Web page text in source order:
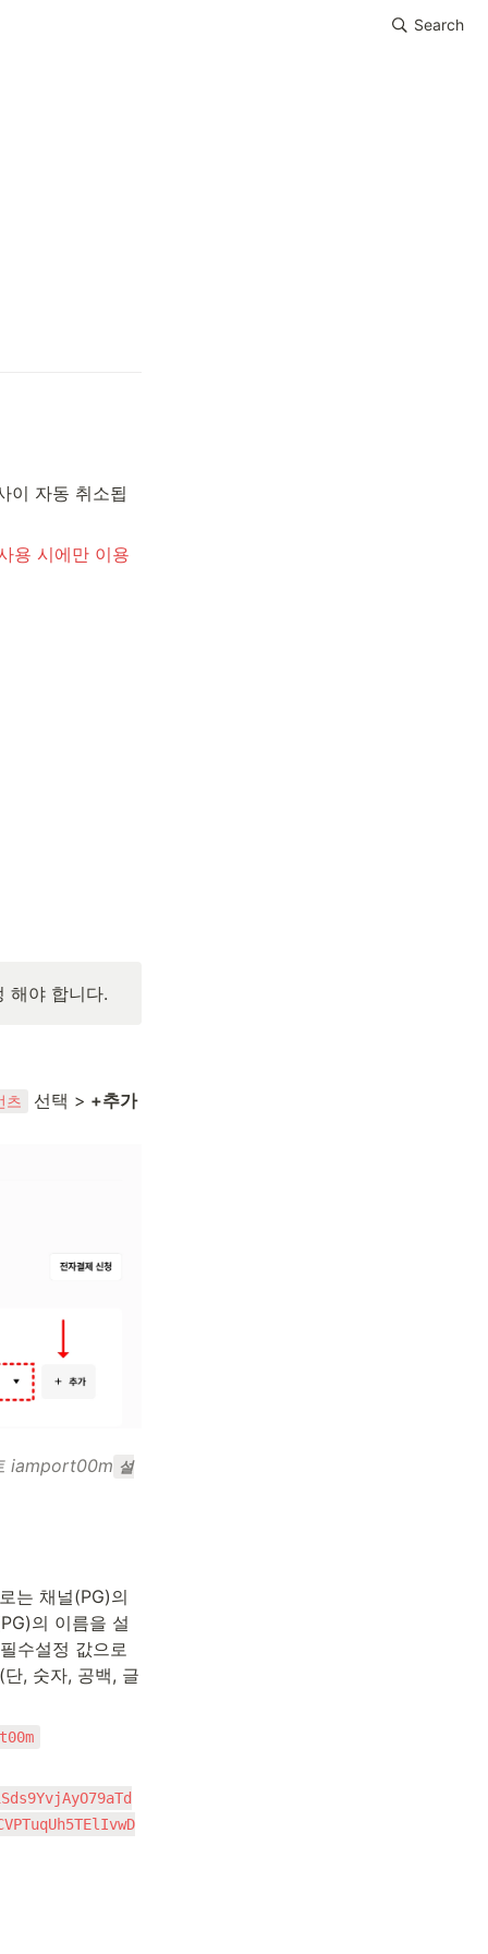
Search
이 자동 취소됩
용 시에만 이용
해야 합니다.
츠 선택 > +추가
iamport00m 설
는 채널(PG)의
의 이름을 설
수설정 값으로
, 숫자, 공백, 글